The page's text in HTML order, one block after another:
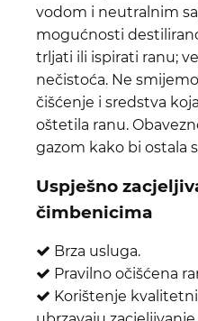
vodom i neutralnim
mogućnosti
trljati ili ispirati ranu;
nečistoća. Ne
čišćenje i sredstva
oštetila ranu.
gazom kako bi ostala
Uspješno
čimbenicima
Brza usluga.
Pravilno očišćena
Korištenje